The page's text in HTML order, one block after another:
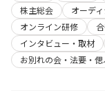
株主総会
オーデ
オンライン研修
インタビュー・取材
お別れの会・法要・